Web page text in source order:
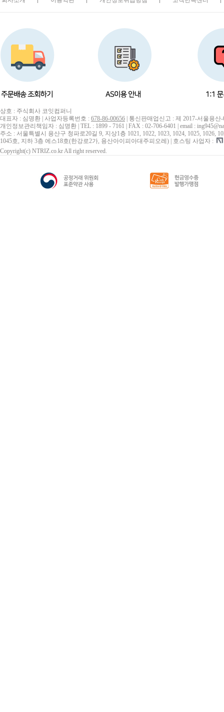
상호 : 주식회사 코잇컴퍼니
대표자 : 심명환 | 사업자등록번호 : 678-86-00656 | 통신판매업신고 : 제 2017-서울용산
개인정보관리책임자 : 심명환 | TEL : 1899 - 7161 | FAX : 02-706-6401 | email :
주소 : 서울특별시 용산구 청파로20길 9, 지상1층 1021, 1022, 1023, 1024, 1025, 1026,
1045호, 지하 3층 에스18호(한강로2가, 용산아이피아대주피오레) | 호스팅 사업자 :
Copyright(c) NTRIZ.co.kr All right reserved.